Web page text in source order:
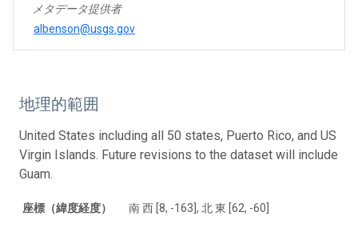
メタデータ提供者
albenson@usgs.gov
地理的範囲
United States including all 50 states, Puerto Rico, and US
Virgin Islands. Future revisions to the dataset will include
Guam.
座標（緯度経度） 南 西 [8, -163], 北 東 [62, -60]